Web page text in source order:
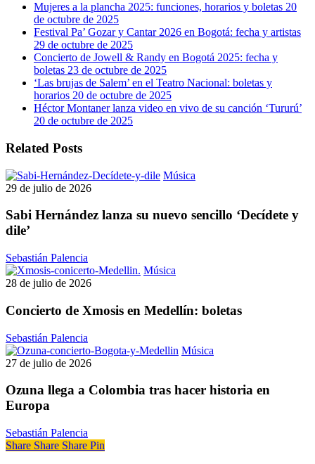
Mujeres a la plancha 2025: funciones, horarios y boletas 20
de octubre de 2025
Festival Pa’ Gozar y Cantar 2026 en Bogotá: fecha y artistas
29 de octubre de 2025
Concierto de Jowell & Randy en Bogotá 2025: fecha y
boletas 23 de octubre de 2025
‘Las brujas de Salem’ en el Teatro Nacional: boletas y
horarios 20 de octubre de 2025
Héctor Montaner lanza video en vivo de su canción ‘Tururú’
20 de octubre de 2025
Related Posts
Música
su
29 de julio de 2026
Sabi Hernández lanza su nuevo sencillo ‘Decídete y
dile’
Sebastián Palencia
Música
en
28 de julio de 2026
Concierto de Xmosis en Medellín: boletas
Sebastián Palencia
Música
Colombia
27 de julio de 2026
Ozuna llega a Colombia tras hacer historia en
Europa
Sebastián Palencia
Share Share Share Pin